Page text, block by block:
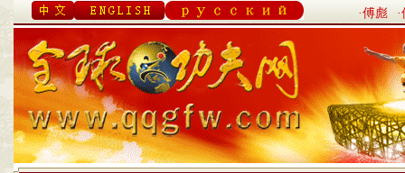
·傅彪